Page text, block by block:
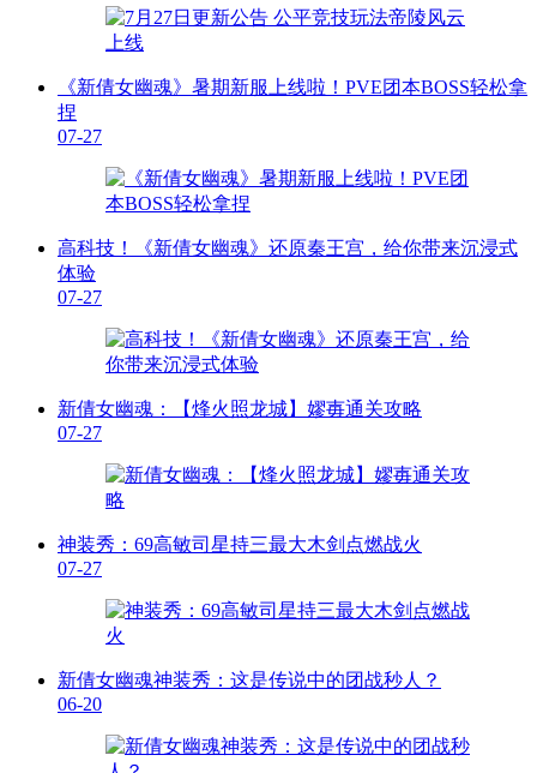
《新倩女幽魂》暑期新服上线啦！PVE团本BOSS轻松拿
捏
07-27
高科技！《新倩女幽魂》还原秦王宫，给你带来沉浸式
体验
07-27
新倩女幽魂：【烽火照龙城】嫪毐通关攻略
07-27
神装秀：69高敏司星持三最大木剑点燃战火
07-27
新倩女幽魂神装秀：这是传说中的团战秒人？
06-20